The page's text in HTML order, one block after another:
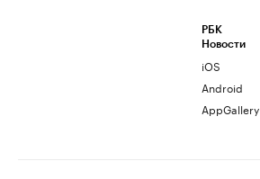
РБК
Новости
iOS
Android
AppGallery